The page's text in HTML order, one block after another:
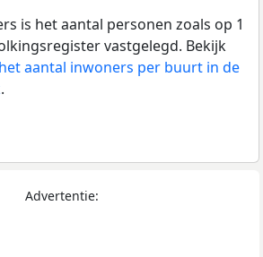
is het aantal personen zoals op 1
vastgelegd. Bekijk
aantal inwoners per buurt in de
.
Advertentie: